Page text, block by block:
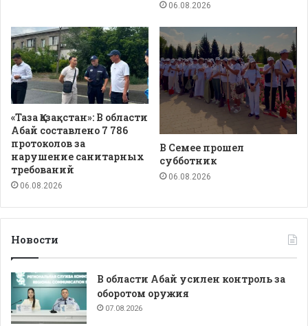
06.08.2026
«Таза Қазақстан»: В области
Абай составлено 7 786
протоколов за
нарушение санитарных
требований
06.08.2026
В Семее прошел
субботник
06.08.2026
Новости
В области Абай усилен контроль за
оборотом оружия
07.08.2026